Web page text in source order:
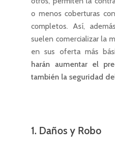
o menos coberturas
completos. Así,
suelen comercializar la
en sus oferta más
harán aumentar el
también la seguridad
1. Daños y Robo